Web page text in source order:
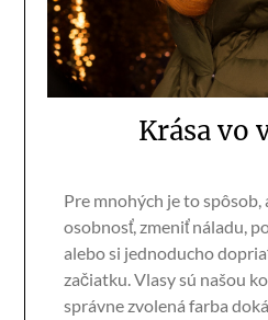
Krása vo
Pre mnohých je to
osobnosť, zmeniť náladu,
alebo si jednoducho
začiatku. Vlasy sú našou
správne zvolená farba